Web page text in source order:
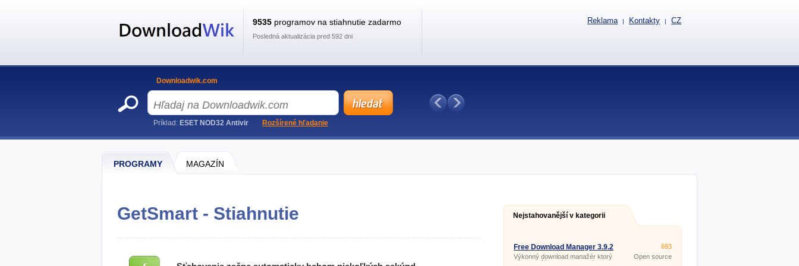
PROGRAMY MAGAZÍN
GetSmart - Stiahnutie Nejstahovanější v kategorii
Free Download Manager 3.9.2
Výkonný download manažér ktorý
vám pomôže spravovať, plánovať a
693
Open source
9535 programov na stiahnutie zadarmo
Posledná aktualizácia pred 592 dni
Reklama | Kontakty | CZ
Downloadwik.com
Príklad: ESET NOD32 Antivir Rozšírené hľadanie